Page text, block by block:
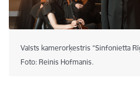
Valsts kamerorķestris “Sinfonietta
Foto: Reinis Hofmanis.